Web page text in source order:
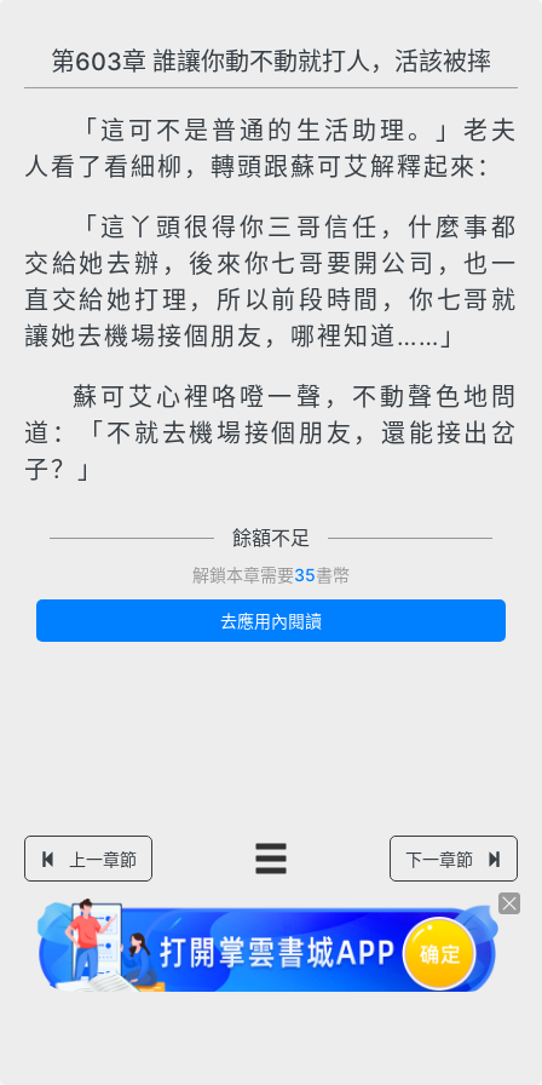
第603章 誰讓你動不動就打人，活該被摔
「這可不是普通的生活助理。」老夫
人看了看細柳，轉頭跟蘇可艾解釋起來：
「這丫頭很得你三哥信任，什麼事都
交給她去辦，後來你七哥要開公司，也一
直交給她打理，所以前段時間，你七哥就
讓她去機場接個朋友，哪裡知道……」
蘇可艾心裡咯噔一聲，不動聲色地問
道：「不就去機場接個朋友，還能接出岔
子？」
餘額不足
解鎖本章需要35書幣
去應用內閱讀
上一章節 下一章節